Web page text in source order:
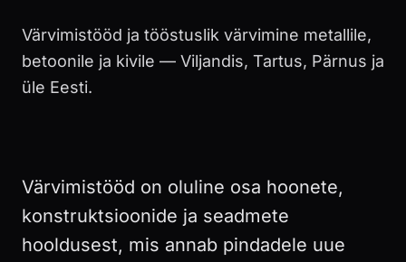
Värvimistööd ja tööstuslik värvimine metallile,
betoonile ja kivile — Viljandis, Tartus, Pärnus ja
üle Eesti.
Värvimistööd on oluline osa hoonete,
konstruktsioonide ja seadmete
hooldusest, mis annab pindadele uue